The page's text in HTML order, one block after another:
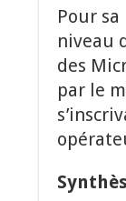
Pour
niveau
des
par le